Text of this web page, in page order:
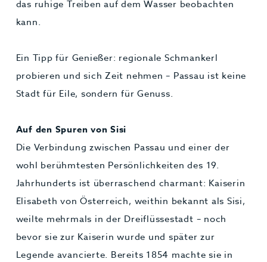
das ruhige Treiben auf dem Wasser beobachten
kann.
Ein Tipp für Genießer: regionale Schmankerl
probieren und sich Zeit nehmen – Passau ist keine
Stadt für Eile, sondern für Genuss.
Auf den Spuren von Sisi
Die Verbindung zwischen Passau und einer der
wohl berühmtesten Persönlichkeiten des 19.
Jahrhunderts ist überraschend charmant: Kaiserin
Elisabeth von Österreich, weithin bekannt als Sisi,
weilte mehrmals in der Dreiflüssestadt – noch
bevor sie zur Kaiserin wurde und später zur
Legende avancierte. Bereits 1854 machte sie in